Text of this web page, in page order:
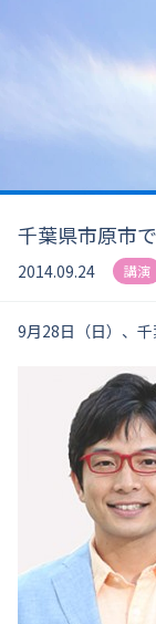
千葉県市原市
2014.09.24 講演
9月28日（日）、